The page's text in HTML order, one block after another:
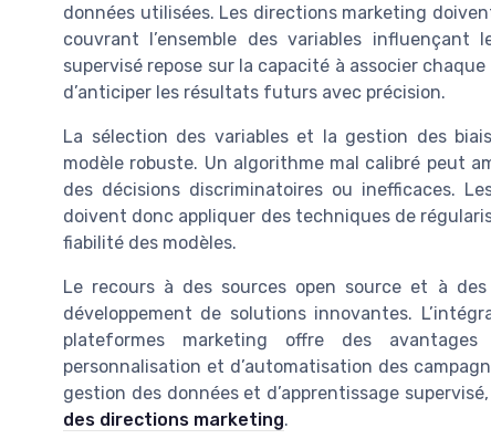
données utilisées. Les directions marketing
couvrant l’ensemble des variables influençant
supervisé repose sur la capacité à associer
d’anticiper les résultats futurs avec précision.
La sélection des variables et la gestion des
modèle robuste. Un algorithme mal calibré peut
des décisions discriminatoires ou inefficaces.
doivent donc appliquer des techniques de
fiabilité des modèles.
Le recours à des sources open source et à
développement de solutions innovantes.
plateformes marketing offre des
personnalisation et d’automatisation des
gestion des données et d’apprentissage
des directions marketing.